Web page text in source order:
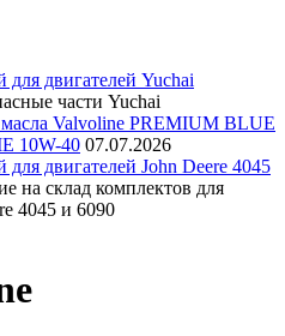
для двигателей Yuchai
части Yuchai
Valvoline PREMIUM BLUE
10W-40 07.07.2026
двигателей John Deere 4045
на склад комплектов для
4045 и 6090